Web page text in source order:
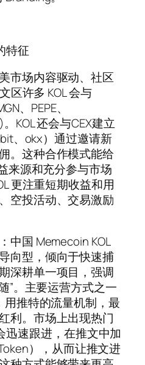
特征
市场内容驱动、社区
区许多 KOL 会与
、PEPE、
KOL 还会与CEX建立
、okx）通过邀请新
。这种合作模式能给
来源和充分参与市场
更注重短期收益和用
空投活动、交易激励
中国 Memecoin KOL
向型，倾向于快速捕
深耕单一项目，强调
”。主要运营方式之一
用推特的流量机制，最
利。市场上出现热门
迅速跟进，在推文中加
），从而让推文进